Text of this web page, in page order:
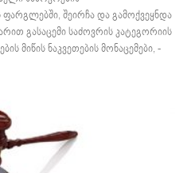
შეირჩა და გამოქვეყნდა
გასაცემი საძოვრის კატეგორიის
მიწის ნაკვეთების მონაცემები, -